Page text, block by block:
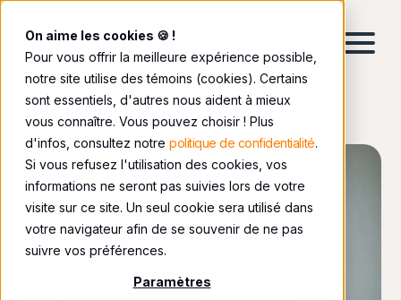
On aime les cookies 🍪 !
Pour vous offrir la meilleure expérience possible,
notre site utilise des témoins (cookies). Certains
sont essentiels, d'autres nous aident à mieux
vous connaître. Vous pouvez choisir ! Plus
d'infos, consultez notre politique de confidentialité.
Si vous refusez l'utilisation des cookies, vos
informations ne seront pas suivies lors de votre
visite sur ce site. Un seul cookie sera utilisé dans
votre navigateur afin de se souvenir de ne pas
suivre vos préférences.
Paramètres